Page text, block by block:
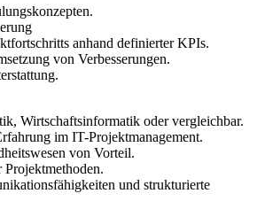
anhand definierter KPIs.
von Verbesserungen.
Wirtschaftsinformatik oder vergleichbar.
im IT-Projektmanagement.
von Vorteil.
Projektmethoden.
und strukturierte